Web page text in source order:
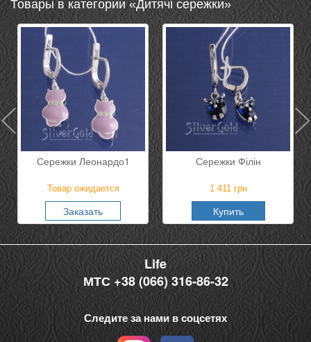
Товары в категории «Дитячі сережки»
Сережки Леонардо1
Товар ожидается
Заказать
Сережки Філін
1 411грн
Купить
Life
МТС +38 (066) 316-86-32
Следите за нами в соцсетях